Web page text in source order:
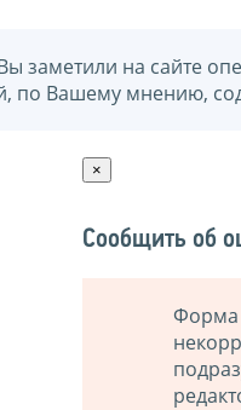
заметили на сайте
по Вашему мнению,
×
Сообщить об
Форма